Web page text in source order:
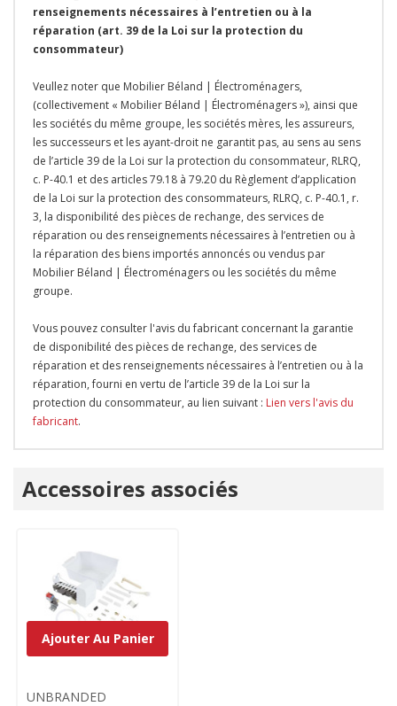
renseignements nécessaires à l’entretien ou à la
réparation (art. 39 de la Loi sur la protection du
consommateur)
Veullez noter que Mobilier Béland | Électroménagers,
(collectivement « Mobilier Béland | Électroménagers »), ainsi que
les sociétés du même groupe, les sociétés mères, les assureurs,
les successeurs et les ayant-droit ne garantit pas, au sens au sens
de l’article 39 de la Loi sur la protection du consommateur, RLRQ,
c. P-40.1 et des articles 79.18 à 79.20 du Règlement d’application
de la Loi sur la protection des consommateurs, RLRQ, c. P-40.1, r.
3, la disponibilité des pièces de rechange, des services de
réparation ou des renseignements nécessaires à l’entretien ou à
la réparation des biens importés annoncés ou vendus par
Mobilier Béland | Électroménagers ou les sociétés du même
groupe.
Vous pouvez consulter l'avis du fabricant concernant la garantie
de disponibilité des pièces de rechange, des services de
réparation et des renseignements nécessaires à l’entretien ou à la
réparation, fourni en vertu de l’article 39 de la Loi sur la
protection du consommateur, au lien suivant : Lien vers l'avis du
fabricant.
Accessoires associés
UNBRANDED
Ajouter Au Panier